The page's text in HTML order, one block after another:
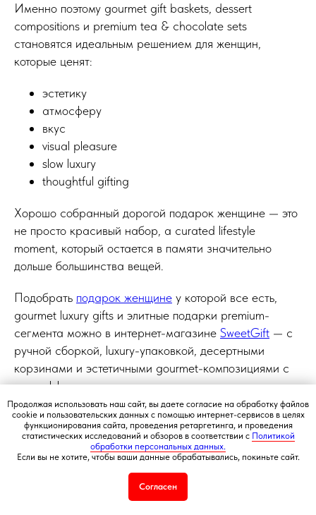
Продолжая использовать наш сайт, вы даете согласие на обработку файлов
cookie и пользовательских данных с помощью интернет-сервисов в целях
функционирования сайта, проведения ретаргетинга, и проведения
статистических исследований и обзоров в соответствии с Политикой
обработки персональных данных.
Если вы не хотите, чтобы ваши данные обрабатывались, покиньте сайт.
Согласен
Именно поэтому gourmet gift baskets, dessert
compositions и premium tea & chocolate sets
становятся идеальным решением для женщин,
которые ценят:
эстетику
атмосферу
вкус
visual pleasure
slow luxury
thoughtful gifting
Хорошо собранный дорогой подарок женщине — это
не просто красивый набор, а curated lifestyle
moment, который остается в памяти значительно
дольше большинства вещей.
Подобрать подарок женщине у которой все есть,
gourmet luxury gifts и элитные подарки premium-
сегмента можно в интернет-магазине SweetGift — с
ручной сборкой, luxury-упаковкой, десертными
корзинами и эстетичными gourmet-композициями с
wow-эффектом.
Zoya Voropaeva
пн-птн с 10:00 до 20:00
суббота с 10:00 до 17:00
РЕЖИМ РАБОТЫ
СХЕМА ПРОЕЗДА
КАРТА САЙТА
© 2008-2026 SweetGift
Создание и продвижение сайта